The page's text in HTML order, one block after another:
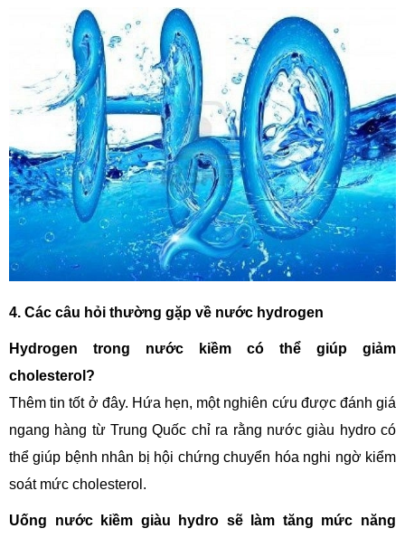
4. Các câu hỏi thường gặp về nước hydrogen
Hydrogen trong nước kiềm có thể giúp giảm
cholesterol?
Thêm tin tốt ở đây. Hứa hẹn, một nghiên cứu được đánh giá
ngang hàng từ Trung Quốc chỉ ra rằng nước giàu hydro có
thể giúp bệnh nhân bị hội chứng chuyển hóa nghi ngờ kiểm
soát mức cholesterol.
Uống nước kiềm giàu hydro sẽ làm tăng mức năng